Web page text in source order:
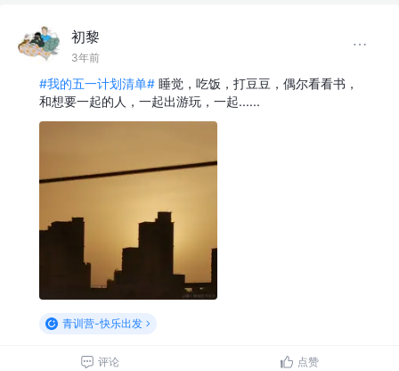
初黎
3年前
#我的五一计划清单# 睡觉，吃饭，打豆豆，偶尔看看书，
和想要一起的人，一起出游玩，一起......
青训营-快乐出发
评论 点赞